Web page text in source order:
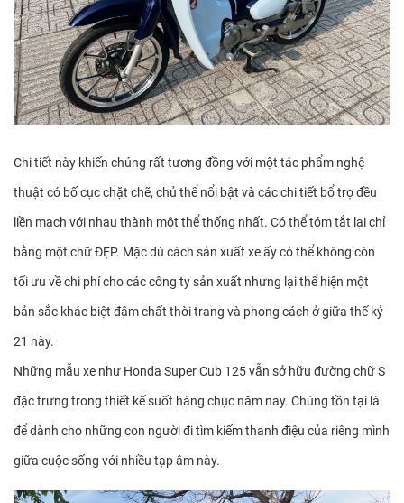
Chi tiết này khiến chúng rất tương đồng với một tác phẩm nghệ
thuật có bố cục chặt chẽ, chủ thể nổi bật và các chi tiết bổ trợ đều
liền mạch với nhau thành một thể thống nhất. Có thể tóm tắt lại chỉ
bằng một chữ ĐẸP. Mặc dù cách sản xuất xe ấy có thể không còn
tối ưu về chi phí cho các công ty sản xuất nhưng lại thể hiện một
bản sắc khác biệt đậm chất thời trang và phong cách ở giữa thế kỷ
21 này.
Những mẫu xe như Honda Super Cub 125 vẫn sở hữu đường chữ S
đặc trưng trong thiết kế suốt hàng chục năm nay. Chúng tồn tại là
để dành cho những con người đi tìm kiếm thanh điệu của riêng mình
giữa cuộc sống với nhiều tạp âm này.